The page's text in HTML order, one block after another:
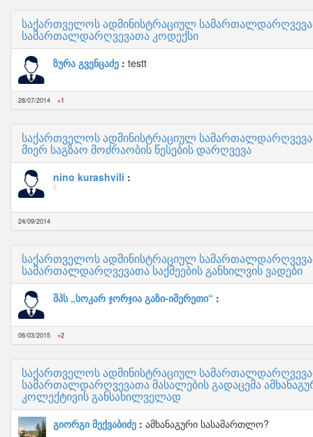
საქართველოს ადმინისტრაციულ
სამართალდარღვევათა კოდექსი
ზურა გვენცაძე testt
28/07/2014 +1
საქართველოს ადმინისტრაციულ
მიერ საგზაო მოძრაობის წესების დარღვევა
nino kurashvili
24/09/2014
საქართველოს ადმინისტრაციულ
სამართალდარღვევათა საქმეების განხილვის ვადები
შპს „სოკარ ჯორჯია გაზი-იმერეთი“
06/03/2015 +2
საქართველოს ადმინისტრაციულ
სამართალდარღვევათა მასალების გადაცემა
კოლექტივის განსახილველად
გიორგი მექვაბიძე ამხანაგური სასამართლო?